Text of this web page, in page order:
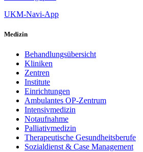
UKM-Navi-App
Medizin
Behandlungsübersicht
Kliniken
Zentren
Institute
Einrichtungen
Ambulantes OP-Zentrum
Intensivmedizin
Notaufnahme
Palliativmedizin
Therapeutische Gesundheitsberufe
Sozialdienst & Case Management